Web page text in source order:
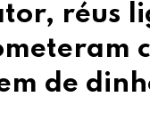
réus
de